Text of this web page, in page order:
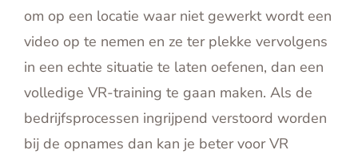
om op een locatie waar niet gewerkt wordt een
video op te nemen en ze ter plekke vervolgens
in een echte situatie te laten oefenen, dan een
volledige VR-training te gaan maken. Als de
bedrijfsprocessen ingrijpend verstoord worden
bij de opnames dan kan je beter voor VR